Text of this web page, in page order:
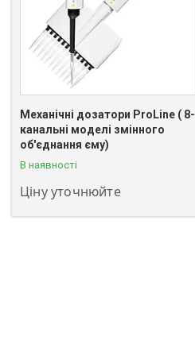
Механічні дозатори ProLine ( 8-
канальні моделі змінного
об'єднання єму)
В наявності
Ціну уточнюйте
+380 (63) 811-08-59